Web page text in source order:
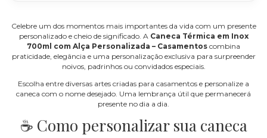
Celebre um dos momentos mais importantes da vida com um presente
personalizado e cheio de significado. A Caneca Térmica em Inox
700ml com Alça Personalizada – Casamentos combina
praticidade, elegância e uma personalização exclusiva para surpreender
noivos, padrinhos ou convidados especiais.
Escolha entre diversas artes criadas para casamentos e personalize a
caneca com o nome desejado. Uma lembrança útil que permanecerá
presente no dia a dia.
☕ Como personalizar sua caneca